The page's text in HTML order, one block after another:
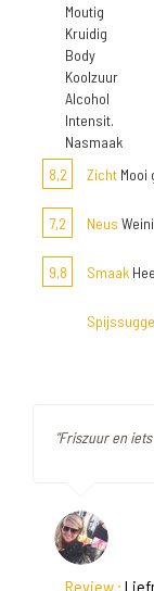
Moutig
Kruidig
Body
Koolzuur
Alcohol
Intensit.
Nasmaak
8,2
Zicht
7,2 Neus
9,8 Smaak
"Friszuur en
Review :